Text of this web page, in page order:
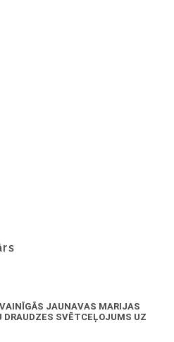
JAUNAVAS MARIJAS
DRAUDZES SVĒTCEĻOJUMS UZ